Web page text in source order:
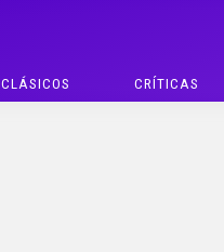
CLÁSICOS CRÍTICAS